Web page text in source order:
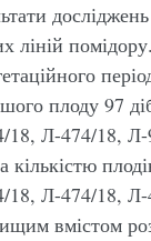
ліній
плоду 97
Л-474/18, Л-
кількістю
18, Л-474/18,
вмістом